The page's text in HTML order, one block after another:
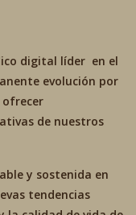
digital líder en el
evolución por
ofrecer
de nuestros
y sostenida en
tendencias